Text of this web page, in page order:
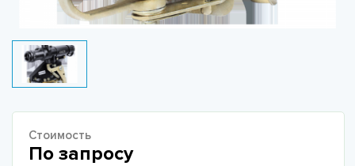
Стоимость
По запросу